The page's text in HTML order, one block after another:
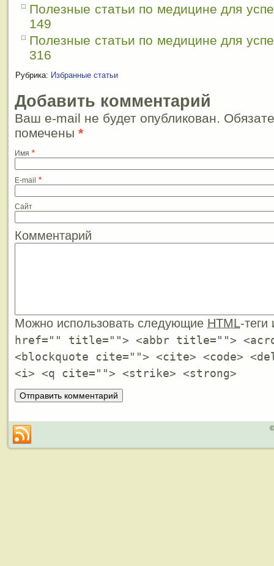
Полезные статьи по медицине для
149
Полезные статьи по медицине для
316
Рубрика: Избранные статьи
Добавить комментарий
Ваш e-mail не будет опубликован.
помечены *
Имя *
E-mail *
Сайт
Комментарий
Можно использовать следующие HTML-
href="" title=""> <abbr title="">
<blockquote cite=""> <cite> <code>
<i> <q cite=""> <strike> <strong>